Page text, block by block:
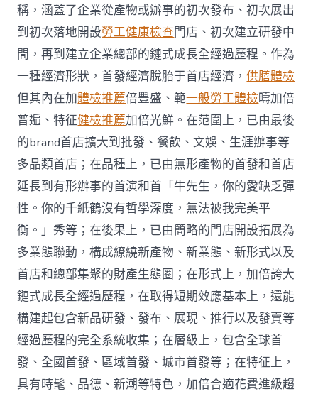
稱，涵蓋了企業從產物或辦事的初次發布、初次展出
到初次落地開設勞工健康檢查門店、初次建立研發中
間，再到建立企業總部的鏈式成長全經過歷程。作為
一種經濟形狀，首發經濟脫胎于首店經濟，供膳體檢
但其內在加體檢推薦倍豐盛、範一般勞工體檢疇加倍
普遍、特征健檢推薦加倍光鮮。在范圍上，已由最後
的brand首店擴大到批發、餐飲、文娛、生涯辦事等
多品類首店；在品種上，已由無形產物的首發和首店
延長到有形辦事的首演和首「牛先生，你的愛缺乏彈
性。你的千紙鶴沒有哲學深度，無法被我完美平
衡。」秀等；在後果上，已由簡略的門店開設拓展為
多業態聯動，構成繚繞新產物、新業態、新形式以及
首店和總部集聚的財產生態圈；在形式上，加倍誇大
鏈式成長全經過歷程，在取得短期效應基本上，還能
構建起包含新品研發、發布、展現、推行以及發賣等
經過歷程的完全系統收集；在層級上，包含全球首
發、全國首發、區域首發、城市首發等；在特征上，
具有時髦、品德、新潮等特色，加倍合適花費進級趨